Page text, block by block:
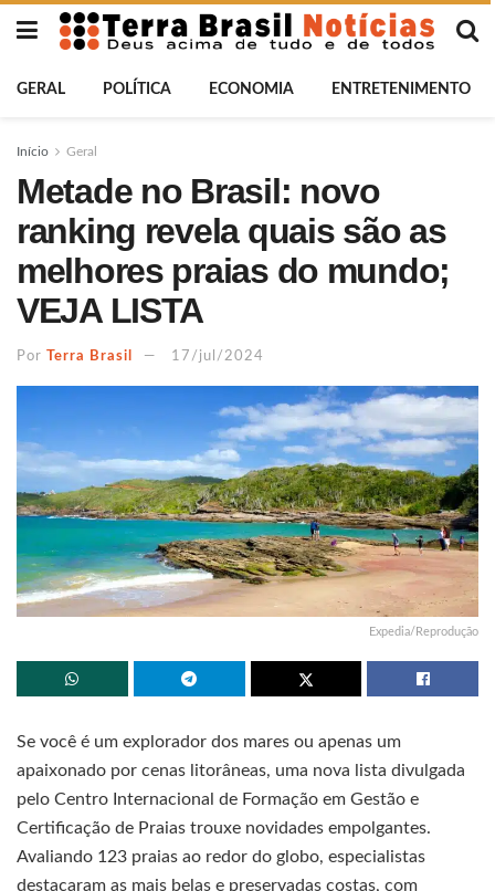
GERAL POLÍTICA ECONOMIA ENTRETENIMENTO
Início Geral
Metade no Brasil: novo
ranking revela quais são as
melhores praias do mundo;
VEJA LISTA
Por Terra Brasil 17/jul/2024
Expedia/Reprodução
Se você é um explorador dos mares ou apenas um
apaixonado por cenas litorâneas, uma nova lista divulgada
pelo Centro Internacional de Formação em Gestão e
Certificação de Praias trouxe novidades empolgantes.
Avaliando 123 praias ao redor do globo, especialistas
destacaram as mais belas e preservadas costas, com